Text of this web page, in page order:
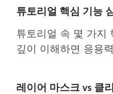
튜토리얼 핵심 기능
튜토리얼 속 몇 가지
깊이 이해하면 응용
레이어 마스크 vs 클